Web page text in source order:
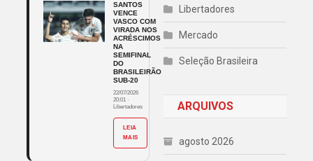
SANTOS
VENCE
VASCO COM
VIRADA NOS
ACRÉSCIMOS
NA
SEMIFINAL
DO
BRASILEIRÃO
SUB-20
22/07/2026
20:01 ·
Libertadores
LEIA
MAIS
Libertadores
Mercado
Seleção Brasileira
ARQUIVOS
agosto 2026